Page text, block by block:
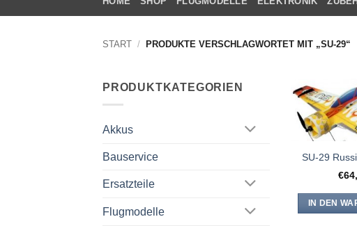
START / PRODUKTE VERSCHLAGWORTET MIT „SU-29“
PRODUKTKATEGORIEN
Akkus
Bauservice
Ersatzteile
Flugmodelle
SU-29
€
IN DEN